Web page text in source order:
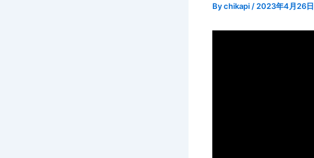
Bychikapi / 2023年4月26日